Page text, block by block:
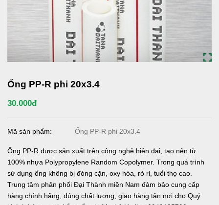
Ống PP-R phi 20x3.4
30.000đ
Mã sản phẩm: Ống PP-R phi 20x3.4
Ống PP-R được sản xuất trên công nghệ hiện đại, tạo nên từ
100% nhựa Polypropylene Random Copolymer. Trong quá trình
sử dụng ống không bị đóng cặn, oxy hóa, rò rỉ, tuổi thọ cao.
Trung tâm phân phối Đại Thành miền Nam đảm bảo cung cấp
hàng chính hãng, đúng chất lượng, giao hàng tận nơi cho Quý